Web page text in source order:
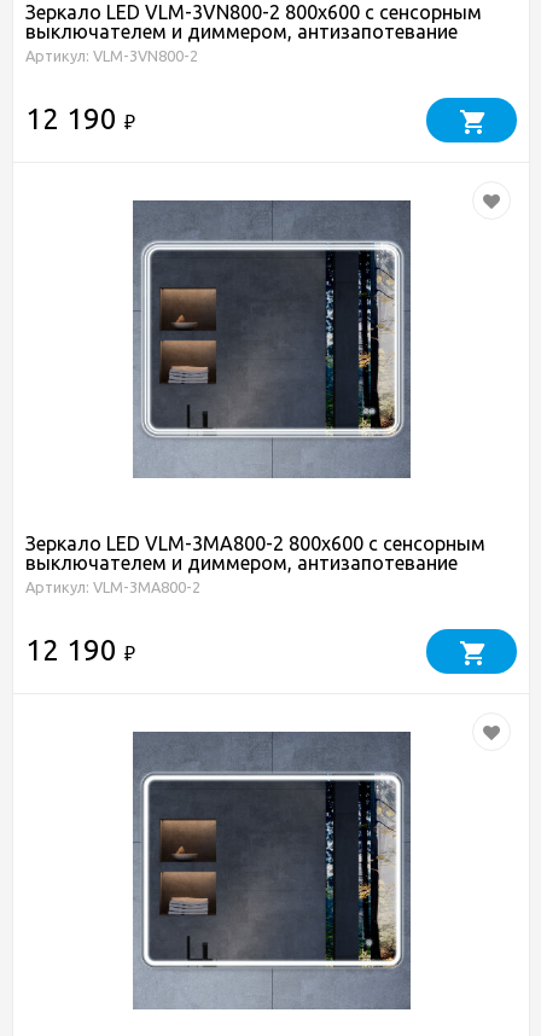
Зеркало LED VLM-3VN800-2 800х600 c сенсорным
выключателем и диммером, антизапотевание
Артикул: VLM-3VN800-2
12 190 ₽
Зеркало LED VLM-3MA800-2 800х600 c сенсорным
выключателем и диммером, антизапотевание
Артикул: VLM-3MA800-2
12 190 ₽